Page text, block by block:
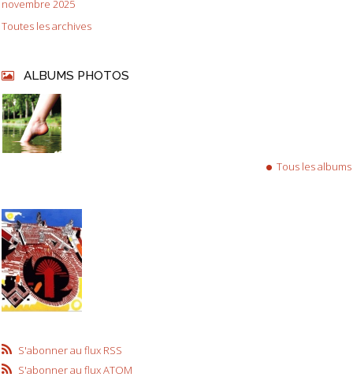
novembre 2025
Toutes les archives
ALBUMS PHOTOS
Tous les albums
S'abonner au flux RSS
S'abonner au flux ATOM